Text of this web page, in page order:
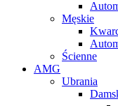
Męskie
Ścienne
AMG
Ubrania